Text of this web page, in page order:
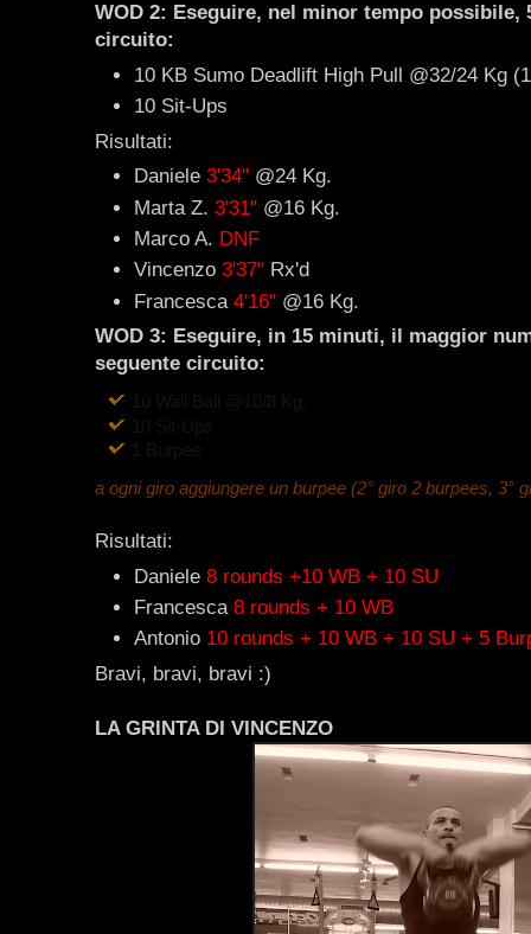
WOD 2: Eseguire, nel minor tempo possibile,
circuito:
10 KB Sumo Deadlift High Pull @32/24 Kg
10 Sit-Ups
Risultati:
Daniele 3'34" @24 Kg.
Marta Z. 3'31" @16 Kg.
Marco A. DNF
Vincenzo 3'37" Rx'd
Francesca 4'16" @16 Kg.
WOD 3: Eseguire, in 15 minuti, il maggior
seguente circuito:
a ogni giro aggiungere un burpee (2° giro 2 burpees, 3°
Risultati:
Daniele 8 rounds +10 WB + 10 SU
Francesca 8 rounds + 10 WB
Antonio 10 rounds + 10 WB + 10 SU + 5
Bravi, bravi, bravi :)
LA GRINTA DI VINCENZO